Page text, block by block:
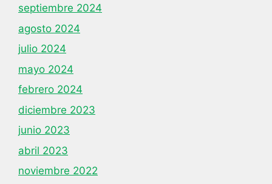
septiembre 2024
agosto 2024
julio 2024
mayo 2024
febrero 2024
diciembre 2023
junio 2023
abril 2023
noviembre 2022